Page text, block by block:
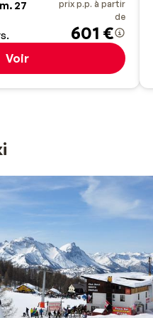
27
prix p.p. à partir
de
601 €
Voir